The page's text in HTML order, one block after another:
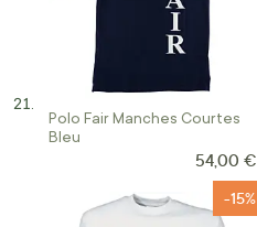
Polo Fair Manches Courtes
Bleu
54,00 €
-15%